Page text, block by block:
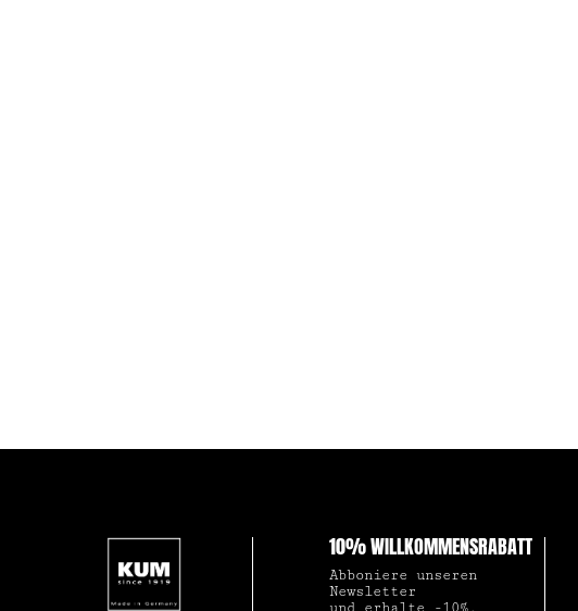
10% WILLKOMMENSRABATT
Abboniere unseren
Newsletter